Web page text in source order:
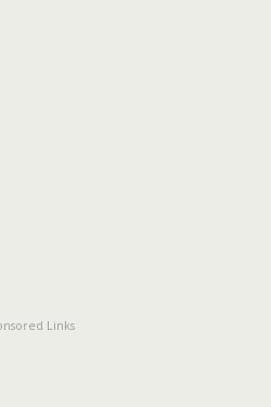
Links